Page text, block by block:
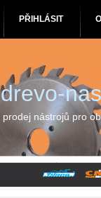
PŘIHLÁSIT
drevo-
prodej nástrojů pro